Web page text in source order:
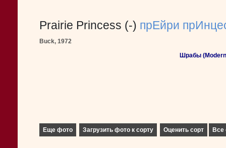
Prairie Princess (-) прЕйри
Buck, 1972
Шрабы
Еще фото Загрузить фото к сорту Оценить сорт Все